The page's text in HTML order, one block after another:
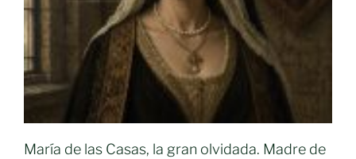
María de las Casas, la gran olvidada. Madre de